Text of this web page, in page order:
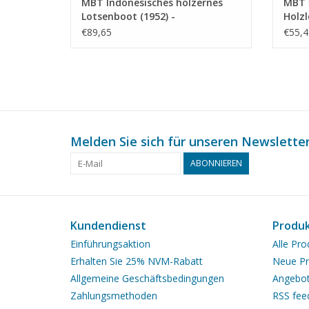
Lotsenboot (1952) -
Bauzeichnung Maßstab 1 : 20
€89,65
Melden Sie sich für unseren
ABONNIEREN
Kundendienst
Einführungsaktion
Erhalten Sie 25% NVM-Rabatt
Allgemeine Geschäftsbedingungen
Zahlungsmethoden
Alle
Neue
RSS